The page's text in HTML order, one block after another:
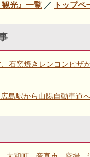
観光』一覧 ／ トップペ
石窯焼きレンコンピザ
島駅から山陽自動車道